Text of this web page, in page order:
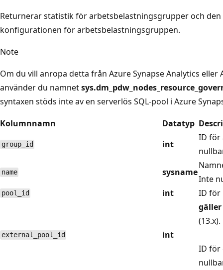
Returnerar statistik för arbetsbelastningsgrupper och
konfigurationen för arbetsbelastningsgruppen.
Note
Om du vill anropa detta från Azure Synapse Analytics eller
använder du namnet
syntaxen stöds inte av en serverlös SQL-pool i Azure
Kolumnnamn
Datatyp
group_id int
ID för
name sysname
Inte
pool_id int ID för
external_pool_id int
(13.x).
ID för